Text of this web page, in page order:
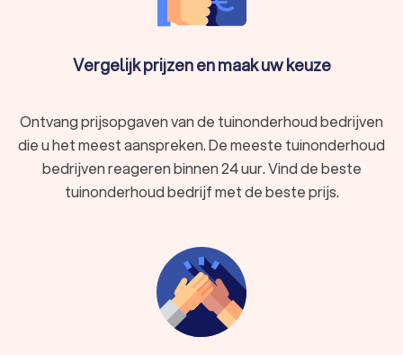
Vergelijk prijzen en maak uw keuze
Ontvang prijsopgaven van de tuinonderhoud bedrijven
die u het meest aanspreken. De meeste tuinonderhoud
bedrijven reageren binnen 24 uur. Vind de beste
tuinonderhoud bedrijf met de beste prijs.